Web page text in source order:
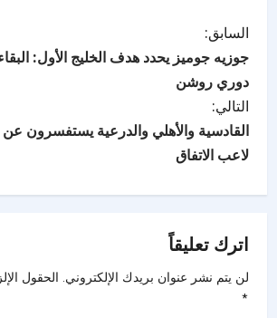
السابق:
جوزيه جوميز يحدد هدف الخليج الأول:
دوري روشن
التالي:
القادسية والأهلي والدرعية يستفسرون
لاعب الاتفاق
اترك تعليقاً
لن يتم نشر عنوان بريدك الإلكتروني. الحقول
*